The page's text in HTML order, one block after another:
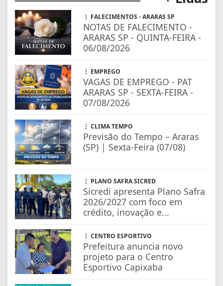
FALECIMENTOS - ARARAS SP
NOTAS DE FALECIMENTO -
ARARAS SP - QUINTA-FEIRA -
06/08/2026
EMPREGO
VAGAS DE EMPREGO - PAT
ARARAS SP - SEXTA-FEIRA -
07/08/2026
CLIMA TEMPO
Previsão do Tempo – Araras
(SP) | Sexta-Feira (07/08)
PLANO SAFRA SICRED
Sicredi apresenta Plano Safra
2026/2027 com foco em
crédito, inovação e...
CENTRO ESPORTIVO
Prefeitura anuncia novo
projeto para o Centro
Esportivo Capixaba